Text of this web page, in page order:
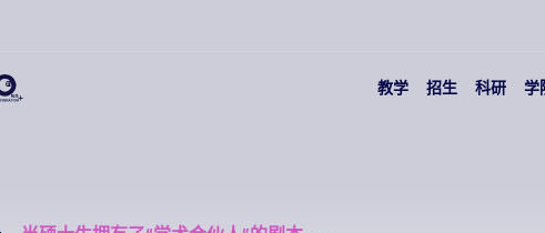
教学 招生 科研 学